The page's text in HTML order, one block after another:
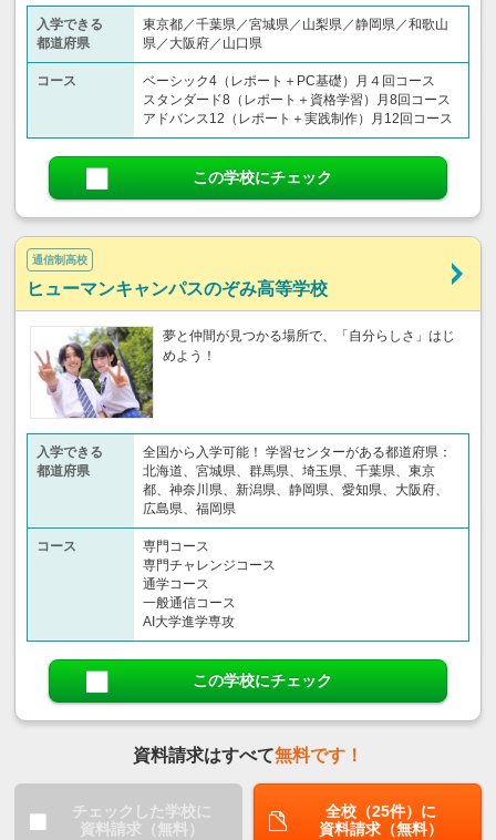
入学できる
都道府県
東京都／千葉県／宮城県／山梨県／静岡県／和歌山
県／大阪府／山口県
コース
ベーシック4（レポート＋PC基礎）月４回コース
スタンダード8（レポート＋資格学習）月8回コース
アドバンス12（レポート＋実践制作）月12回コース
この学校にチェック
通信制高校
ヒューマンキャンパスのぞみ高等学校
夢と仲間が見つかる場所で、「自分らしさ」はじ
めよう！
入学できる
都道府県
全国から入学可能！ 学習センターがある都道府県：
北海道、宮城県、群馬県、埼玉県、千葉県、東京
都、神奈川県、新潟県、静岡県、愛知県、大阪府、
広島県、福岡県
コース
専門コース
専門チャレンジコース
通学コース
一般通信コース
AI大学進学専攻
この学校にチェック
資料請求はすべて無料です！
チェックした学校に
資料請求（無料）
全校（25件）に
資料請求（無料）